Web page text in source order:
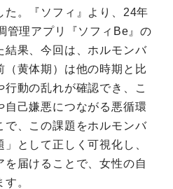
た。『ソフィ』より、24年
管理アプリ『ソフィBe』の
結果、今回は、ホルモンバ
（黄体期）は他の時期と比
動の乱れが確認でき、こ
自己嫌悪につながる悪循環
で、この課題をホルモンバ
として正しく可視化し、
届けることで、女性の自
。